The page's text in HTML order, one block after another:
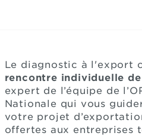
Le diagnostic à l'export
rencontre individuelle
expert de l’équipe de
Nationale qui vous
votre projet
offertes aux entreprises